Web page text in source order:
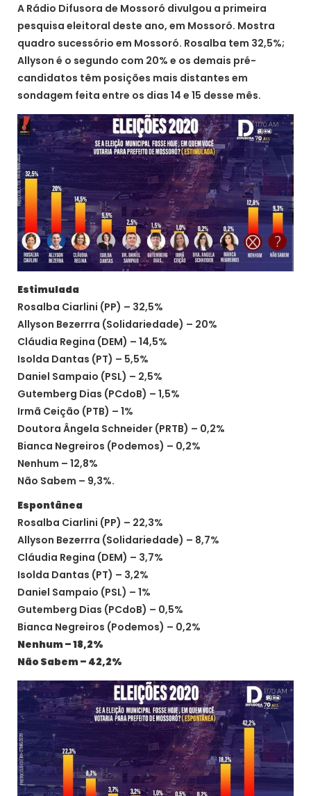
A Rádio Difusora de Mossoró divulgou a primeira
pesquisa eleitoral deste ano, em Mossoró. Mostra
quadro sucessório em Mossoró. Rosalba tem 32,5%;
Allyson é o segundo com 20% e os demais pré-
candidatos têm posições mais distantes em
sondagem feita entre os dias 14 e 15 desse mês.
Estimulada
Rosalba Ciarlini (PP) – 32,5%
Allyson Bezerrra (Solidariedade) – 20%
Cláudia Regina (DEM) – 14,5%
Isolda Dantas (PT) – 5,5%
Daniel Sampaio (PSL) – 2,5%
Gutemberg Dias (PCdoB) – 1,5%
Irmã Ceição (PTB) – 1%
Doutora Ângela Schneider (PRTB) – 0,2%
Bianca Negreiros (Podemos) – 0,2%
Nenhum – 12,8%
Não Sabem – 9,3%.
Espontânea
Rosalba Ciarlini (PP) – 22,3%
Allyson Bezerrra (Solidariedade) – 8,7%
Cláudia Regina (DEM) – 3,7%
Isolda Dantas (PT) – 3,2%
Daniel Sampaio (PSL) – 1%
Gutemberg Dias (PCdoB) – 0,5%
Bianca Negreiros (Podemos) – 0,2%
Nenhum – 18,2%
Não Sabem – 42,2%